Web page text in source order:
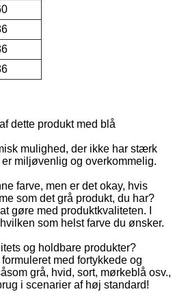
​​dette produkt med blå
mulighed, der ikke har stærk
miljøvenlig og overkommelig.
farve, men er det okay, hvis
som det grå produkt, du har?
gøre med produktkvaliteten. I
som helst farve du ønsker.
og holdbare produkter?
med fortykkede og
grå, hvid, sort, mørkeblå osv.,
i scenarier af høj standard!